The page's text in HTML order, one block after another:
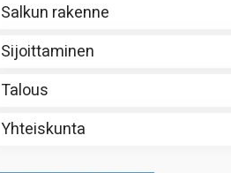
Salkun rakenne
Sijoittaminen
Talous
Yhteiskunta